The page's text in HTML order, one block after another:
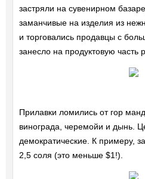
застряли на сувенирном
заманчивые на изделия из
и торговались продавцы с
занесло на продуктовую часть
Прилавки ломились от гор
винограда, черемойи и дынь.
демократические. К примеру,
2,5 соля (это меньше $1!).